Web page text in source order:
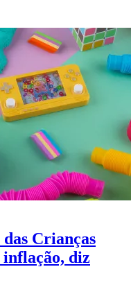
Crianças
inflação, diz